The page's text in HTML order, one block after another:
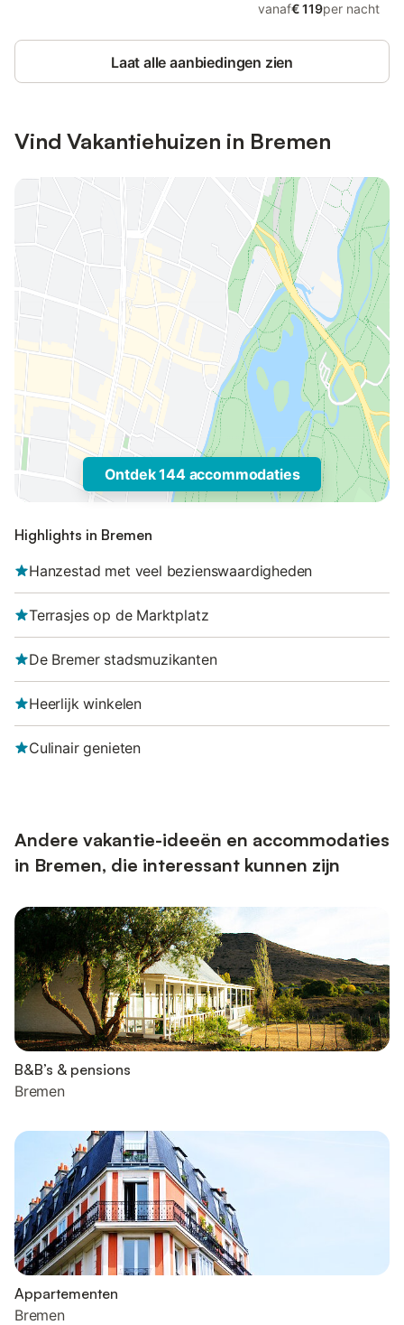
vanaf€ 119per nacht
Laat alle aanbiedingen zien
Vind Vakantiehuizen in Bremen
Ontdek 144 accommodaties
Highlights in Bremen
Hanzestad met veel bezienswaardigheden
Terrasjes op de Marktplatz
De Bremer stadsmuzikanten
Heerlijk winkelen
Culinair genieten
Andere vakantie-ideeën en accommodaties
in Bremen, die interessant kunnen zijn
B&B’s & pensions
Bremen
Appartementen
Bremen